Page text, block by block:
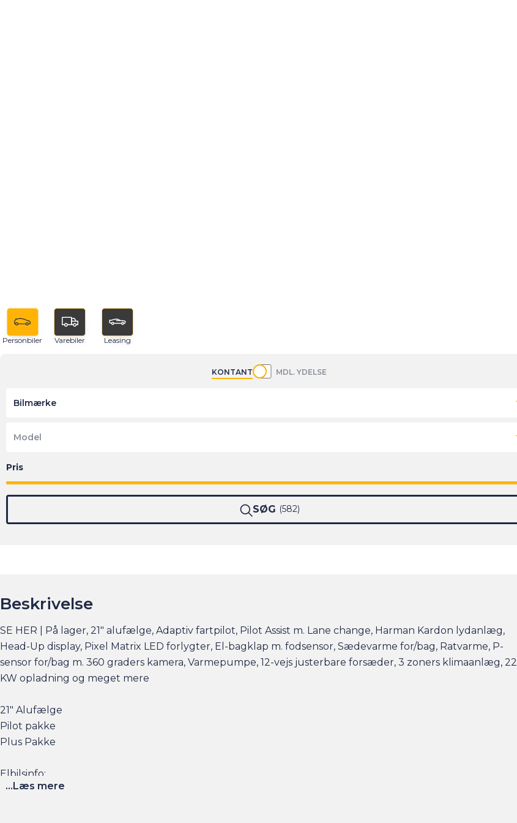
Personbiler Varebiler Leasing
KONTANT MDL. YDELSE
Bilmærke
Model
SØG 582
Beskrivelse
SE HER | På lager, 21" alufælge, Adaptiv fartpilot, Pilot Assist m. Lane change, Harman Kardon lydanlæg,
Head-Up display, Pixel Matrix LED forlygter, El-bagklap m. fodsensor, Sædevarme for/bag, Ratvarme, P-
sensor for/bag m. 360 graders kamera, Varmepumpe, 12-vejs justerbare forsæder, 3 zoners klimaanlæg, 22
KW opladning og meget mere
21" Alufælge
Pilot pakke
Plus Pakke
Elbilsinfo:
Rækkevidde: (WLTP): 600 km
...Læs mere